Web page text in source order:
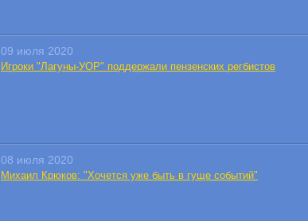
09 июля 2020
Игроки "Лагуны-УОР" поддержали пензенских регбистов
08 июля 2020
Михаил Крюков: "Хочется уже быть в гуще событий"